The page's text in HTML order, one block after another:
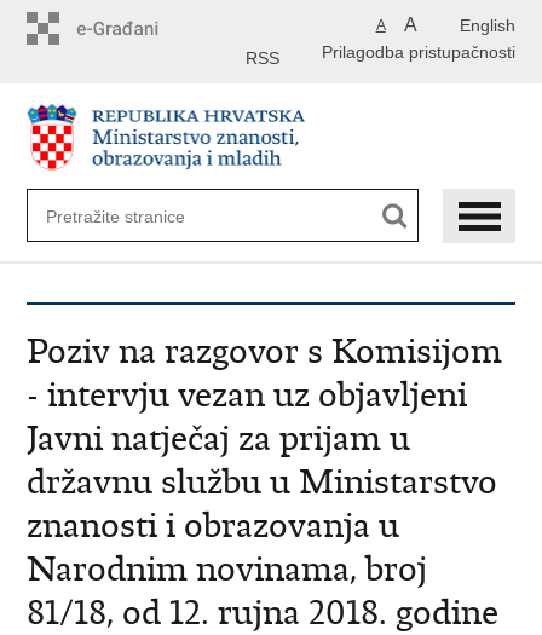
English
A A
Prilagodba pristupačnosti
RSS
Poziv na razgovor s Komisijom
- intervju vezan uz objavljeni
Javni natječaj za prijam u
državnu službu u Ministarstvo
znanosti i obrazovanja u
Narodnim novinama, broj
81/18, od 12. rujna 2018. godine